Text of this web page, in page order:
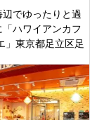
でゆったりと過
「ハワイアンカフ
」東京都足立区足